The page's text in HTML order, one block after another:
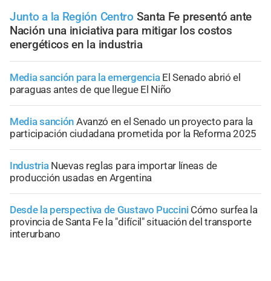
Junto a la Región Centro Santa Fe presentó ante
Nación una iniciativa para mitigar los costos
energéticos en la industria
Media sanción para la emergencia El Senado abrió el
paraguas antes de que llegue El Niño
Media sanción Avanzó en el Senado un proyecto para la
participación ciudadana prometida por la Reforma 2025
Industria Nuevas reglas para importar líneas de
producción usadas en Argentina
Desde la perspectiva de Gustavo Puccini Cómo surfea la
provincia de Santa Fe la "difícil" situación del transporte
interurbano